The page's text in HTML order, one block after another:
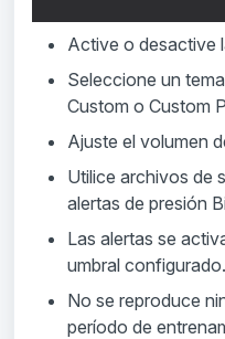
Active o desactive
Seleccione un
Custom o Custom
Ajuste el volumen
Utilice archivos de
alertas de presión
Las alertas se
umbral configurado.
No se reproduce
período de